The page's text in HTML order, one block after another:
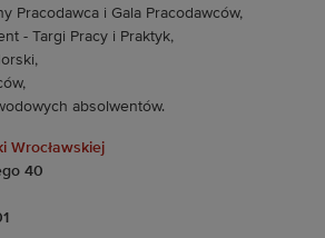
Pracodawca i Gala Pracodawców,
- Targi Pracy i Praktyk,
absolwentów.
Wrocławskiej
40